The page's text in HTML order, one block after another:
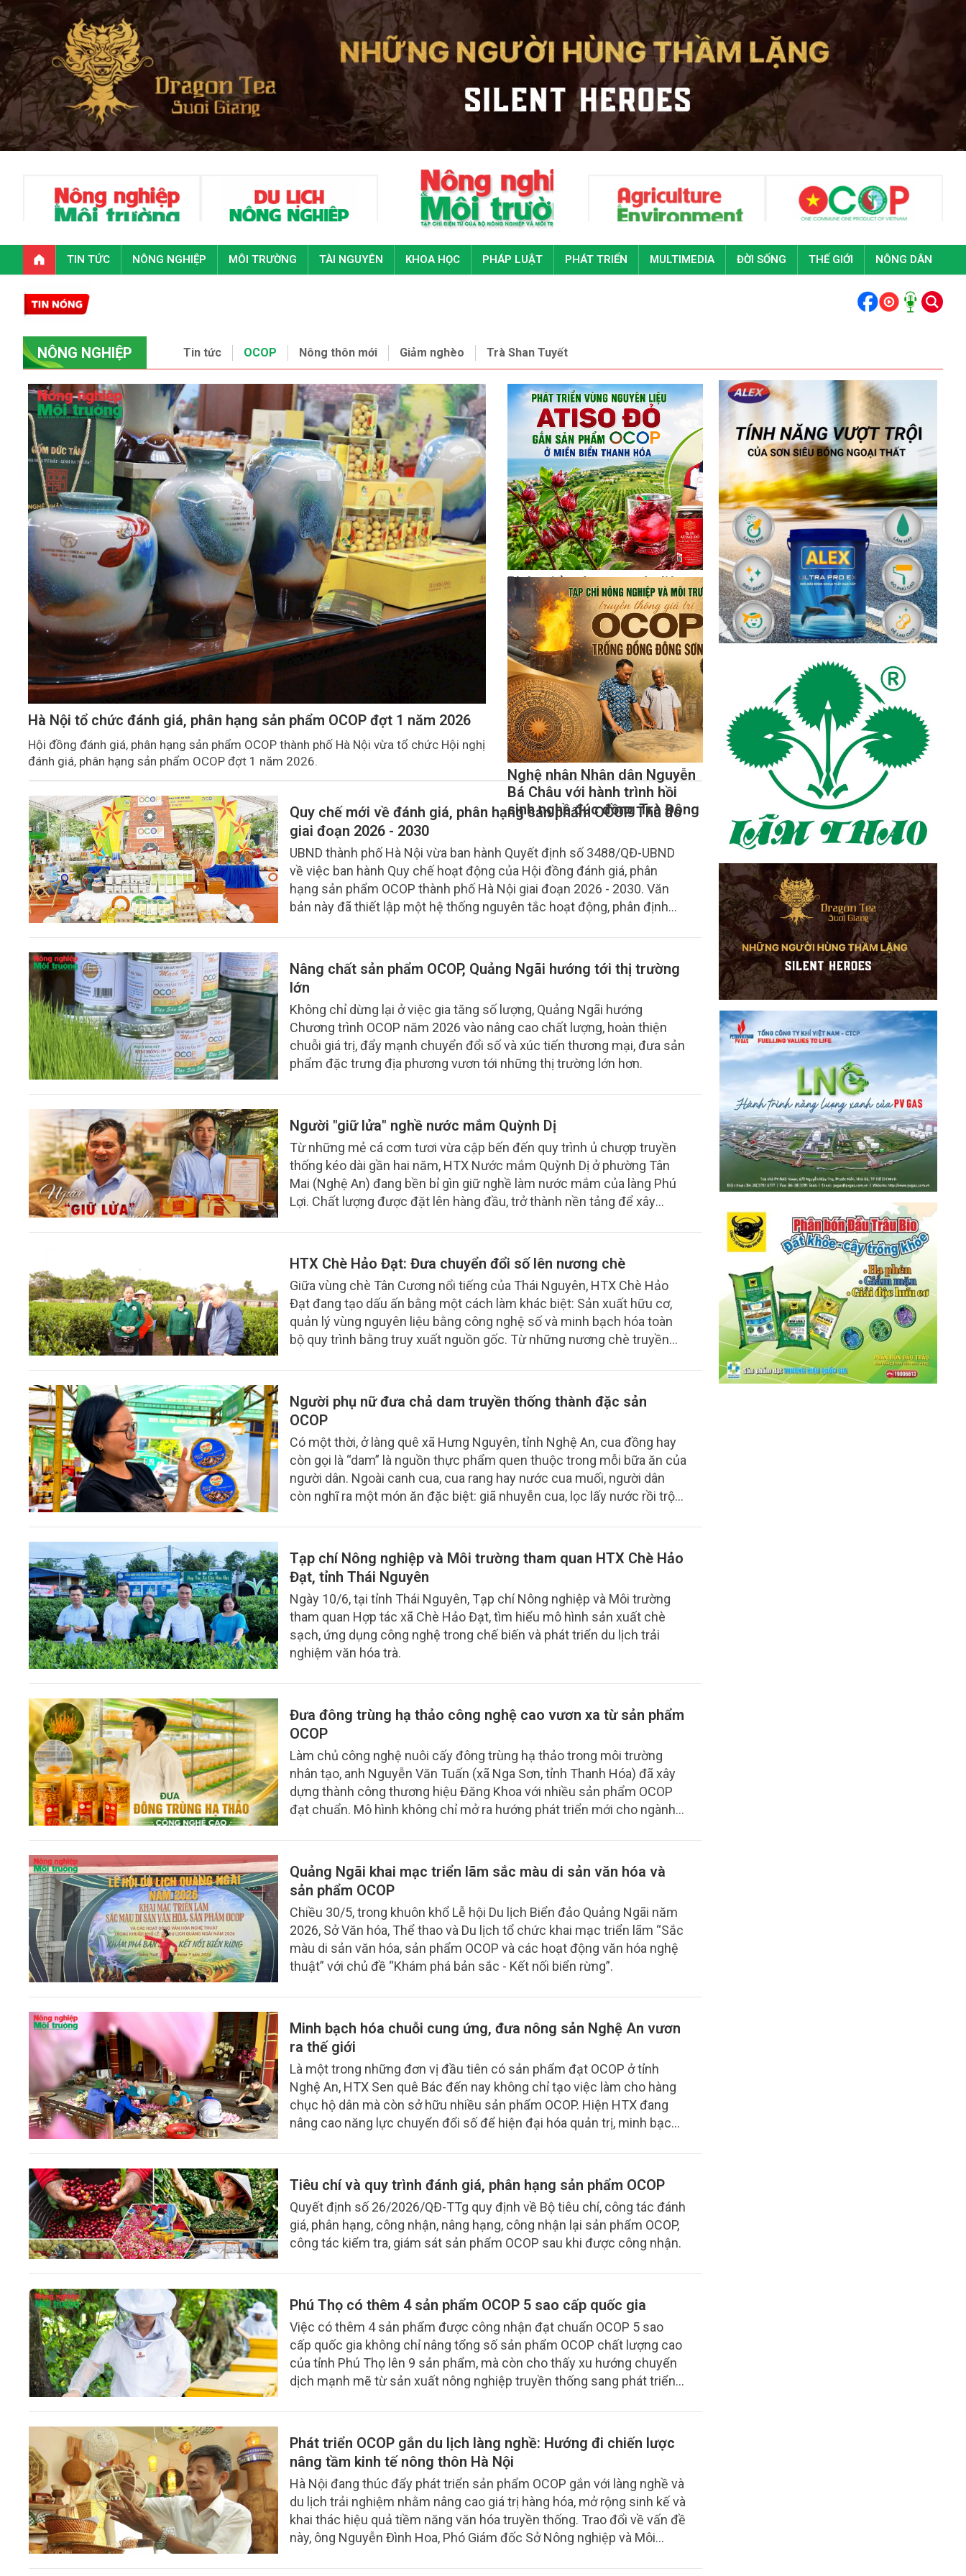
TIN TỨC NÔNG NGHIỆP MÔI TRƯỜNG TÀI NGUYÊN KHOA HỌC PHÁP LUẬT PHÁT TRIỂN MULTIMEDIA ĐỜI SỐNG THẾ GIỚI NÔNG DÂN
NÔNG NGHIỆP Tin tức OCOP Nông thôn mới Giảm nghèo Trà Shan Tuyết
Hà Nội tổ chức đánh giá, phân hạng sản phẩm OCOP đợt 1 năm 2026
Hội đồng đánh giá, phân hạng sản phẩm OCOP thành phố Hà Nội vừa tổ chức Hội nghị
đánh giá, phân hạng sản phẩm OCOP đợt 1 năm 2026.
Phát triển vùng nguyên liệu
Atiso đỏ gắn sản phẩm OCOP
ở miền biển Thanh Hóa
Nghệ nhân Nhân dân Nguyễn
Bá Châu với hành trình hồi
sinh nghề đúc đồng Trà Đông
Quy chế mới về đánh giá, phân hạng sản phẩm OCOP Thủ đô
giai đoạn 2026 - 2030
UBND thành phố Hà Nội vừa ban hành Quyết định số 3488/QĐ-UBND
về việc ban hành Quy chế hoạt động của Hội đồng đánh giá, phân
hạng sản phẩm OCOP thành phố Hà Nội giai đoạn 2026 - 2030. Văn
bản này đã thiết lập một hệ thống nguyên tắc hoạt động, phân định
OCOP của Thủ đô.
Nâng chất sản phẩm OCOP, Quảng Ngãi hướng tới thị trường
lớn
Không chỉ dừng lại ở việc gia tăng số lượng, Quảng Ngãi hướng
Chương trình OCOP năm 2026 vào nâng cao chất lượng, hoàn thiện
chuỗi giá trị, đẩy mạnh chuyển đổi số và xúc tiến thương mại, đưa sản
phẩm đặc trưng địa phương vươn tới những thị trường lớn hơn.
Người "giữ lửa" nghề nước mắm Quỳnh Dị
Từ những mẻ cá cơm tươi vừa cập bến đến quy trình ủ chượp truyền
thống kéo dài gần hai năm, HTX Nước mắm Quỳnh Dị ở phường Tân
Mai (Nghệ An) đang bền bỉ gìn giữ nghề làm nước mắm của làng Phú
Lợi. Chất lượng được đặt lên hàng đầu, trở thành nền tảng để xây
HTX Chè Hảo Đạt: Đưa chuyển đổi số lên nương chè
Giữa vùng chè Tân Cương nổi tiếng của Thái Nguyên, HTX Chè Hảo
Đạt đang tạo dấu ấn bằng một cách làm khác biệt: Sản xuất hữu cơ,
quản lý vùng nguyên liệu bằng công nghệ số và minh bạch hóa toàn
bộ quy trình bằng truy xuất nguồn gốc. Từ những nương chè truyền
Người phụ nữ đưa chả dam truyền thống thành đặc sản
OCOP
Có một thời, ở làng quê xã Hưng Nguyên, tỉnh Nghệ An, cua đồng hay
còn gọi là “dam” là nguồn thực phẩm quen thuộc trong mỗi bữa ăn của
người dân. Ngoài canh cua, cua rang hay nước cua muối, người dân
còn nghĩ ra một món ăn đặc biệt: giã nhuyễn cua, lọc lấy nước rồi trộn
Tạp chí Nông nghiệp và Môi trường tham quan HTX Chè Hảo
Đạt, tỉnh Thái Nguyên
Ngày 10/6, tại tỉnh Thái Nguyên, Tạp chí Nông nghiệp và Môi trường
tham quan Hợp tác xã Chè Hảo Đạt, tìm hiểu mô hình sản xuất chè
sạch, ứng dụng công nghệ trong chế biến và phát triển du lịch trải
nghiệm văn hóa trà.
Đưa đông trùng hạ thảo công nghệ cao vươn xa từ sản phẩm
OCOP
Làm chủ công nghệ nuôi cấy đông trùng hạ thảo trong môi trường
nhân tạo, anh Nguyễn Văn Tuấn (xã Nga Sơn, tỉnh Thanh Hóa) đã xây
dựng thành công thương hiệu Đăng Khoa với nhiều sản phẩm OCOP
đạt chuẩn. Mô hình không chỉ mở ra hướng phát triển mới cho ngành
phẩm địa phương.
Quảng Ngãi khai mạc triển lãm sắc màu di sản văn hóa và
sản phẩm OCOP
Chiều 30/5, trong khuôn khổ Lễ hội Du lịch Biển đảo Quảng Ngãi năm
2026, Sở Văn hóa, Thể thao và Du lịch tổ chức khai mạc triển lãm “Sắc
màu di sản văn hóa, sản phẩm OCOP và các hoạt động văn hóa nghệ
thuật” với chủ đề “Khám phá bản sắc - Kết nối biển rừng”.
Minh bạch hóa chuỗi cung ứng, đưa nông sản Nghệ An vươn
ra thế giới
Là một trong những đơn vị đầu tiên có sản phẩm đạt OCOP ở tỉnh
Nghệ An, HTX Sen quê Bác đến nay không chỉ tạo việc làm cho hàng
chục hộ dân mà còn sở hữu nhiều sản phẩm OCOP. Hiện HTX đang
nâng cao năng lực chuyển đổi số để hiện đại hóa quản trị, minh bạch
Tiêu chí và quy trình đánh giá, phân hạng sản phẩm OCOP
Quyết định số 26/2026/QĐ-TTg quy định về Bộ tiêu chí, công tác đánh
giá, phân hạng, công nhận, nâng hạng, công nhận lại sản phẩm OCOP,
công tác kiểm tra, giám sát sản phẩm OCOP sau khi được công nhận.
Phú Thọ có thêm 4 sản phẩm OCOP 5 sao cấp quốc gia
Việc có thêm 4 sản phẩm được công nhận đạt chuẩn OCOP 5 sao
cấp quốc gia không chỉ nâng tổng số sản phẩm OCOP chất lượng cao
của tỉnh Phú Thọ lên 9 sản phẩm, mà còn cho thấy xu hướng chuyển
dịch mạnh mẽ từ sản xuất nông nghiệp truyền thống sang phát triển
Phát triển OCOP gắn du lịch làng nghề: Hướng đi chiến lược
nâng tầm kinh tế nông thôn Hà Nội
Hà Nội đang thúc đẩy phát triển sản phẩm OCOP gắn với làng nghề và
du lịch trải nghiệm nhằm nâng cao giá trị hàng hóa, mở rộng sinh kế và
khai thác hiệu quả tiềm năng văn hóa truyền thống. Trao đổi về vấn đề
này, ông Nguyễn Đình Hoa, Phó Giám đốc Sở Nông nghiệp và Môi